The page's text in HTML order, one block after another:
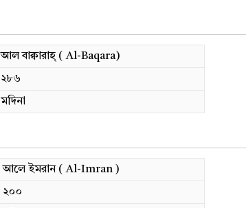
আল বাক্বারাহ্ ( Al-Baqara)
২৮৬
মদিনা
আলে ইমরান ( Al-Imran )
২০০